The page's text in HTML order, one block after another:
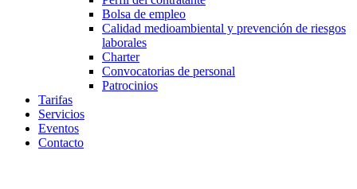
Bolsa de empleo
Calidad medioambiental y prevención de riesgos
laborales
Charter
Convocatorias de personal
Patrocinios
Tarifas
Servicios
Eventos
Contacto